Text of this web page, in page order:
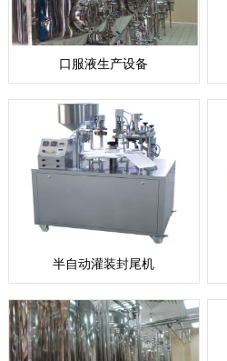
口服液生产设备
半自动灌装封尾机